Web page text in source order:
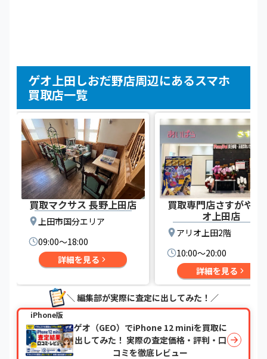
ゲオ上田しおだ野店周辺にあるスマホ
買取店一覧
買取マクサス 長野上田店
上田市国分エリア
09:00〜18:00
詳細を見る
買取専門店さすがや
オ上田店
アリオ上田2階
10:00〜20:00
詳細を見る
＼ 編集部が実際に査定に出してみた！／
iPhone版
ゲオ（GEO）でiPhone 12 miniを買取に
出してみた！ 実際の査定価格・評判・口
コミを徹底レビュー